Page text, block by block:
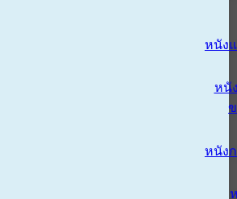
หนัง
หนั
หนัง